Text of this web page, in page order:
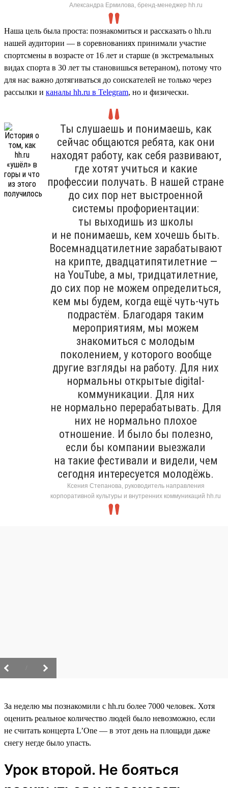
Александра Ермилова, бренд-менеджер hh.ru
Наша цель была проста: познакомиться и рассказать о hh.ru
нашей аудитории — в соревнованиях принимали участие
спортсмены в возрасте от 16 лет и старше (в экстремальных
видах спорта в 30 лет ты становишься ветераном), потому что
для нас важно дотягиваться до соискателей не только через
рассылки и каналы hh.ru в Telegram, но и физически.
Ты слушаешь и понимаешь, как
сейчас общаются ребята, как они
находят работу, как себя развивают,
где хотят учиться и какие
профессии получать. В нашей стране
до сих пор нет выстроенной
системы профориентации:
ты выходишь из школы
и не понимаешь, кем хочешь быть.
Восемнадцатилетние зарабатывают
на крипте, двадцатипятилетние —
на YouTube, а мы, тридцатилетние,
до сих пор не можем определиться,
кем мы будем, когда ещё чуть-чуть
подрастём. Благодаря таким
мероприятиям, мы можем
знакомиться с молодым
поколением, у которого вообще
другие взгляды на работу. Для них
нормальны открытые digital-
коммуникации. Для них
не нормально перерабатывать. Для
них не нормально плохое
отношение. И было бы полезно,
если бы компании выезжали
на такие фестивали и видели, чем
сегодня интересуется молодёжь.
Ксения Степанова, руководитель направления
корпоративной культуры и внутренних коммуникаций hh.ru
За неделю мы познакомили с hh.ru более 7000 человек. Хотя
оценить реальное количество людей было невозможно, если
не считать концерта L’One — в этот день на площади даже
снегу негде было упасть.
Урок второй. Не бояться